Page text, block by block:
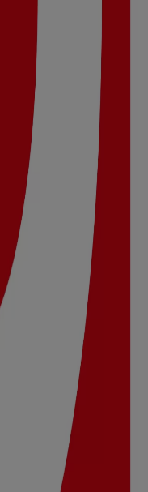
09:00 - 21:30,
Calidad Dia del